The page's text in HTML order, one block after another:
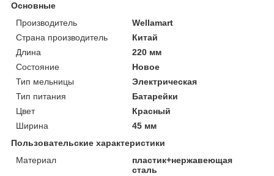
Основные
Производитель
Wellamart
Страна производитель
Китай
Длина
220 мм
Состояние
Новое
Тип мельницы
Электрическая
Тип питания
Батарейки
Цвет
Красный
Ширина
45 мм
Пользовательские характеристики
Материал
пластик+нержавеющая
сталь